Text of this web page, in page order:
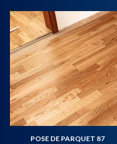
POSE DE PARQUET 87